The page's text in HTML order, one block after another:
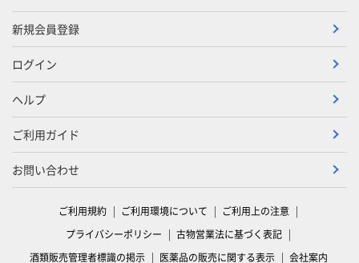
新規会員登録
ログイン
ヘルプ
ご利用ガイド
お問い合わせ
ご利用規約 ご利用環境について
ご利用上の注意
プライバシーポリシー
古物営業法に基づく表記
酒類販売管理者標識の掲示
医薬品の販売に関する表示 会社案内